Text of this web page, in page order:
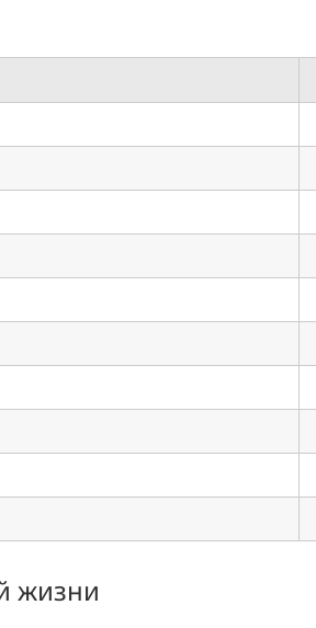
жизни